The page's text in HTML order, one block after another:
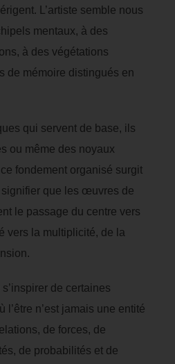
L’artiste semble nous
mentaux, à des
à des végétations
de mémoire distingués en
qui servent de base, ils
ou même des noyaux
fondement organisé surgit
signifier que les œuvres de
le passage du centre vers
vers la multiplicité, de la
de certaines
n’est jamais une entité
de forces, de
de probabilités et de